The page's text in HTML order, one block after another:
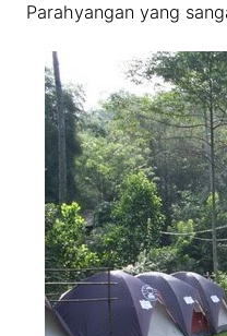
Parahyangan yang